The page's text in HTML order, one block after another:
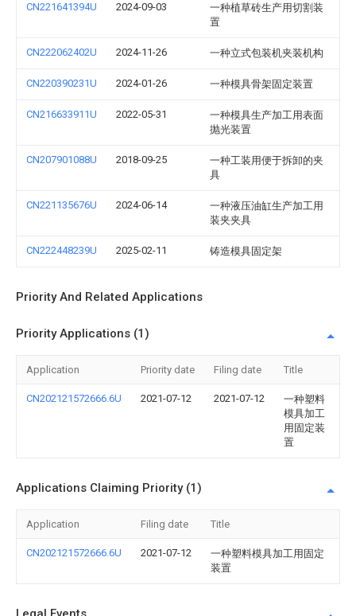
CN221641394U 2024-09-03
一种植草砖生产用切割装
置
CN222062402U 2024-11-26 一种立式包装机夹装机构
CN220390231U 2024-01-26 一种模具骨架固定装置
CN216633911U 2022-05-31
一种模具生产加工用表面
抛光装置
CN207901088U 2018-09-25
一种工装用便于拆卸的夹
具
CN221135676U 2024-06-14
一种液压油缸生产加工用
装夹夹具
CN222448239U 2025-02-11 铸造模具固定架
Priority And Related Applications
Priority Applications (1)
Application Priority date Filing date Title
CN202121572666.6U 2021-07-12 2021-07-12
一种塑料
模具加工
用固定装
置
Applications Claiming Priority (1)
Application Filing date Title
CN202121572666.6U 2021-07-12
一种塑料模具加工用固定
装置